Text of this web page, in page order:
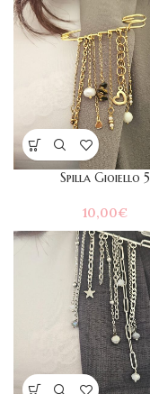
Spilla Gioiello 5
10,00€